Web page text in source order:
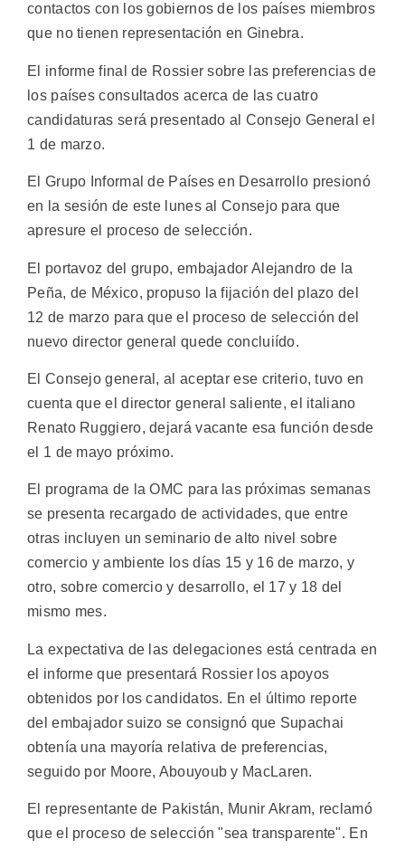
contactos con los gobiernos de los países miembros
que no tienen representación en Ginebra.
El informe final de Rossier sobre las preferencias de
los países consultados acerca de las cuatro
candidaturas será presentado al Consejo General el
1 de marzo.
El Grupo Informal de Países en Desarrollo presionó
en la sesión de este lunes al Consejo para que
apresure el proceso de selección.
El portavoz del grupo, embajador Alejandro de la
Peña, de México, propuso la fijación del plazo del
12 de marzo para que el proceso de selección del
nuevo director general quede concluiído.
El Consejo general, al aceptar ese criterio, tuvo en
cuenta que el director general saliente, el italiano
Renato Ruggiero, dejará vacante esa función desde
el 1 de mayo próximo.
El programa de la OMC para las próximas semanas
se presenta recargado de actividades, que entre
otras incluyen un seminario de alto nivel sobre
comercio y ambiente los días 15 y 16 de marzo, y
otro, sobre comercio y desarrollo, el 17 y 18 del
mismo mes.
La expectativa de las delegaciones está centrada en
el informe que presentará Rossier los apoyos
obtenidos por los candidatos. En el último reporte
del embajador suizo se consignó que Supachai
obtenía una mayoría relativa de preferencias,
seguido por Moore, Abouyoub y MacLaren.
El representante de Pakistán, Munir Akram, reclamó
que el proceso de selección "sea transparente". En